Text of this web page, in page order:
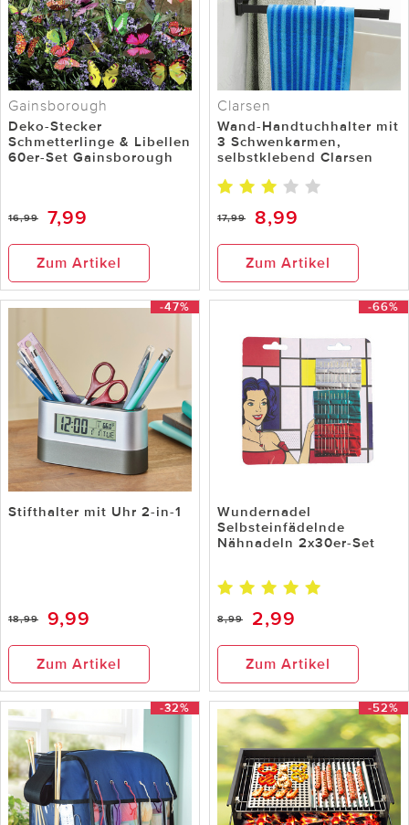
Gainsborough
Deko-Stecker
Schmetterlinge & Libellen
60er-Set Gainsborough
16,99 7,99
Zum Artikel
Clarsen
Wand-Handtuchhalter mit
3 Schwenkarmen,
selbstklebend Clarsen
17,99 8,99
Zum Artikel
-47%
Stifthalter mit Uhr 2-in-1
18,99 9,99
Zum Artikel
-66%
Wundernadel
Selbsteinfädelnde
Nähnadeln 2x30er-Set
8,99 2,99
Zum Artikel
-32% -52%